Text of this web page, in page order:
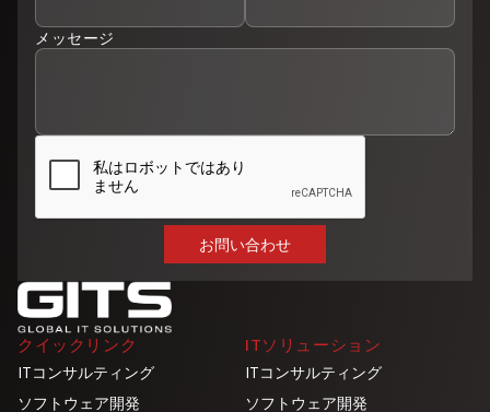
メッセージ
クイックリンク
ITコンサルティング
ソフトウェア開発
ITソリューション
ITコンサルティング
ソフトウェア開発